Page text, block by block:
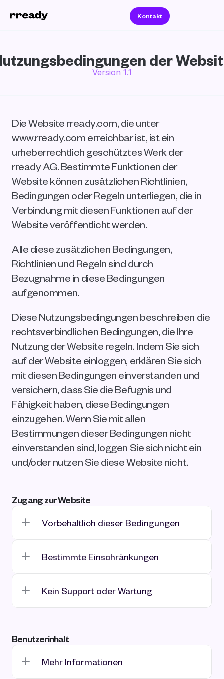
Kontakt
der
Version 1.1
Die Website rready.com, die unter
www.rready.com erreichbar ist, ist ein
urheberrechtlich geschütztes Werk der
rready AG. Bestimmte Funktionen der
Website können zusätzlichen Richtlinien,
Bedingungen oder Regeln unterliegen, die in
Verbindung mit diesen Funktionen auf der
Website veröffentlicht werden.
Alle diese zusätzlichen Bedingungen,
Richtlinien und Regeln sind durch
Bezugnahme in diese Bedingungen
aufgenommen.
Diese Nutzungsbedingungen beschreiben die
rechtsverbindlichen Bedingungen, die Ihre
Nutzung der Website regeln. Indem Sie sich
auf der Website einloggen, erklären Sie sich
mit diesen Bedingungen einverstanden und
versichern, dass Sie die Befugnis und
Fähigkeit haben, diese Bedingungen
einzugehen. Wenn Sie mit allen
Bestimmungen dieser Bedingungen nicht
einverstanden sind, loggen Sie sich nicht ein
und/oder nutzen Sie diese Website nicht.
Zugang zur Website
Vorbehaltlich dieser Bedingungen
Bestimmte Einschränkungen
Kein Support oder Wartung
Benutzerinhalt
Mehr Informationen